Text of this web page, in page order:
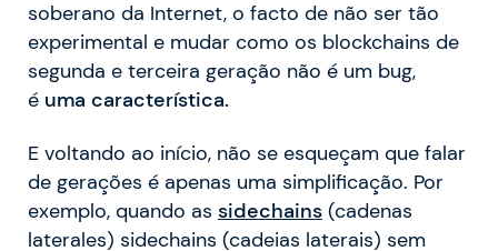
soberano da Internet, o facto de não ser tão
experimental e mudar como os blockchains de
segunda e terceira geração não é um bug,
é uma característica.
E voltando ao início, não se esqueçam que falar
de gerações é apenas uma simplificação. Por
exemplo, quando as sidechains (cadenas
laterales) sidechains (cadeias laterais) sem